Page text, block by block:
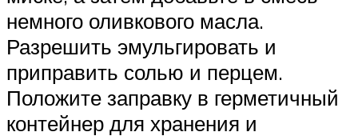
немного оливкового масла.
Разрешить эмульгировать и
приправить солью и перцем.
Положите заправку в герметичный
контейнер для хранения и